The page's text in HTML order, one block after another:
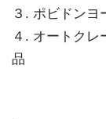
３. ポビドン
４. オート
品